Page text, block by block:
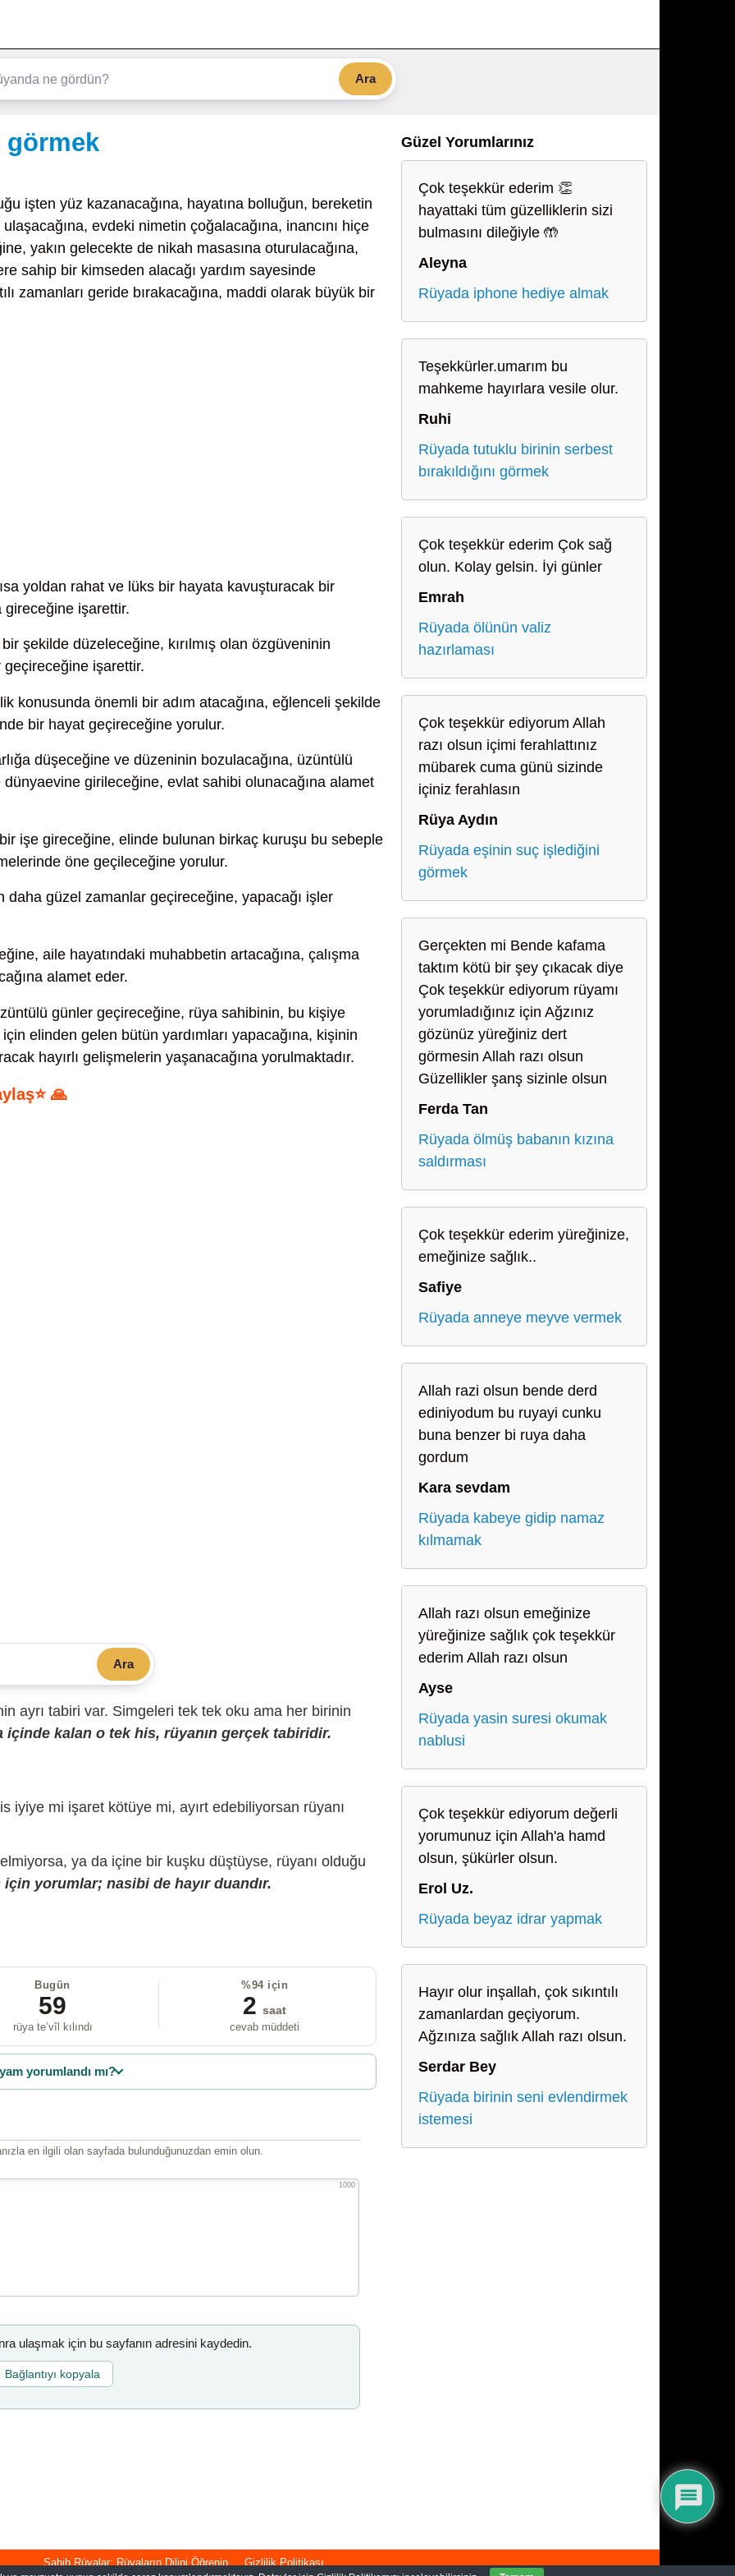
Ara
görmek
işten yüz kazanacağına, hayatına bolluğun, bereketin
evdeki nimetin çoğalacağına, inancını hiçe
yakın gelecekte de nikah masasına oturulacağına,
sahip bir kimseden alacağı yardım sayesinde
zamanları geride bırakacağına, maddi olarak büyük bir
yoldan rahat ve lüks bir hayata kavuşturacak bir
işarettir.
bir şekilde düzeleceğine, kırılmış olan özgüveninin
geçireceğine işarettir.
konusunda önemli bir adım atacağına, eğlenceli şekilde
bir hayat geçireceğine yorulur.
düşeceğine ve düzeninin bozulacağına, üzüntülü
girileceğine, evlat sahibi olunacağına alamet
bir işe gireceğine, elinde bulunan birkaç kuruşu bu sebeple
öne geçileceğine yorulur.
daha güzel zamanlar geçireceğine, yapacağı işler
aile hayatındaki muhabbetin artacağına, çalışma
alamet eder.
günler geçireceğine, rüya sahibinin, bu kişiye
için elinden gelen bütün yardımları yapacağına, kişinin
hayırlı gelişmelerin yaşanacağına yorulmaktadır.
🙏
Ara
ayrı tabiri var. Simgeleri tek tek oku ama her birinin
içinde kalan o tek his, rüyanın gerçek tabiridir.
iyiye mi işaret kötüye mi, ayırt edebiliyorsan rüyanı
ya da içine bir kuşku düştüyse, rüyanı olduğu
yorumlar; nasibi de hayır duandır.
Bugün
59
rüya te’vîl kılındı
%94 için
2 saat
cevab müddeti
yorumlandı mı?
en ilgili olan sayfada bulunduğunuzdan emin olun.
1000
ulaşmak için bu sayfanın adresini kaydedin.
Bağlantıyı kopyala
Güzel Yorumlarınız
Çok teşekkür ederim 👏
hayattaki tüm güzelliklerin sizi
bulmasını dileğiyle 🤲
Aleyna
Rüyada iphone hediye almak
Teşekkürler.umarım bu
mahkeme hayırlara vesile olur.
Ruhi
Rüyada tutuklu birinin serbest
bırakıldığını görmek
Çok teşekkür ederim Çok sağ
olun. Kolay gelsin. İyi günler
Emrah
Rüyada ölünün valiz
hazırlaması
Çok teşekkür ediyorum Allah
razı olsun içimi ferahlattınız
mübarek cuma günü sizinde
içiniz ferahlasın
Rüya Aydın
Rüyada eşinin suç işlediğini
görmek
Gerçekten mi Bende kafama
taktım kötü bir şey çıkacak diye
Çok teşekkür ediyorum rüyamı
yorumladığınız için Ağzınız
gözünüz yüreğiniz dert
görmesin Allah razı olsun
Güzellikler şanş sizinle olsun
Ferda Tan
Rüyada ölmüş babanın kızına
saldırması
Çok teşekkür ederim yüreğinize,
emeğinize sağlık..
Safiye
Rüyada anneye meyve vermek
Allah razi olsun bende derd
ediniyodum bu ruyayi cunku
buna benzer bi ruya daha
gordum
Kara sevdam
Rüyada kabeye gidip namaz
kılmamak
Allah razı olsun emeğinize
yüreğinize sağlık çok teşekkür
ederim Allah razı olsun
Ayse
Rüyada yasin suresi okumak
nablusi
Çok teşekkür ediyorum değerli
yorumunuz için Allah'a hamd
olsun, şükürler olsun.
Erol Uz.
Rüyada beyaz idrar yapmak
Hayır olur inşallah, çok sıkıntılı
zamanlardan geçiyorum.
Ağzınıza sağlık Allah razı olsun.
Serdar Bey
Rüyada birinin seni evlendirmek
istemesi
Sahih Rüyalar: Rüyaların Dilini Öğrenin Gizlilik Politikası